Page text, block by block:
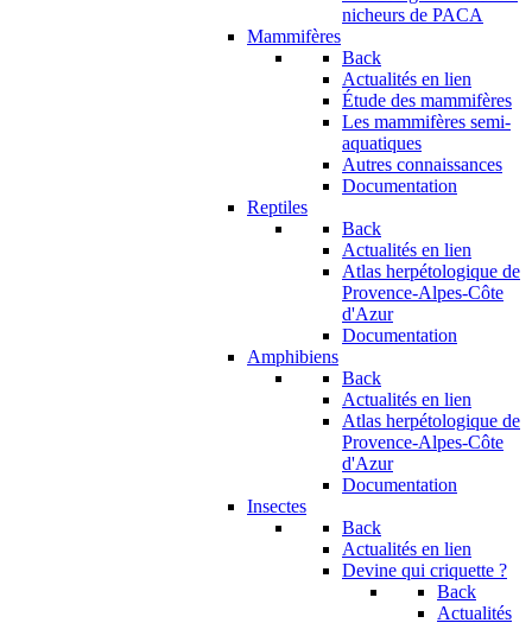
nicheurs de PACA
Mammifères
Back
Actualités en lien
Étude des mammifères
Les mammifères semi-
aquatiques
Autres connaissances
Documentation
Reptiles
Back
Actualités en lien
Atlas herpétologique de
Provence-Alpes-Côte
d'Azur
Documentation
Amphibiens
Back
Actualités en lien
Atlas herpétologique de
Provence-Alpes-Côte
d'Azur
Documentation
Insectes
Back
Actualités en lien
Devine qui criquette ?
Back
Actualités